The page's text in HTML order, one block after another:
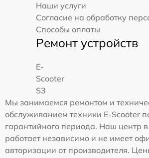
Наши услуги
Согласие на обработку
Способы оплаты
Ремонт устройств
E-
Scooter
S3
Мы занимаемся ремонтом и
обслуживанием техники E-Scooter
гарантийного периода. Наш центр
работает независимо и не имеет
авторизации от производителя.